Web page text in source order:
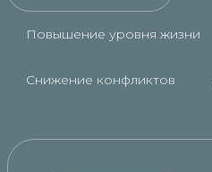
Повышение уровня жизни
Снижение конфликтов